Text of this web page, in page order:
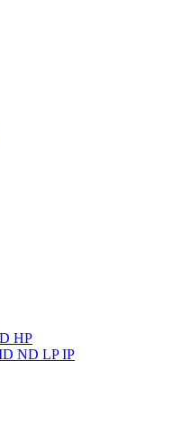
HP
ND LP IP